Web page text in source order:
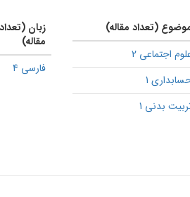
(تعداد مقاله)
اجتماعی 2
1
بدنی 1
زبان (تعداد
مقاله)
فارسی 4